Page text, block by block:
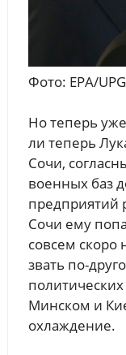
Фото: EPA/UPG
Но теперь
ли теперь
Сочи,
военных баз
предприятий
Сочи ему
совсем скоро
звать по-
Минском и
охлаждение.